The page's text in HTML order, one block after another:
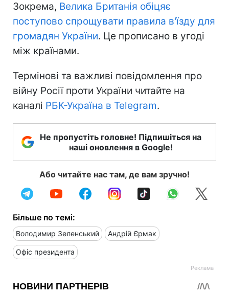
Зокрема, Велика Британія обіцяє
поступово спрощувати правила в'їзду для
громадян України. Це прописано в угоді
між країнами.
Термінові та важливі повідомлення про
війну Росії проти України читайте на
каналі РБК-Україна в Telegram.
Не пропустіть головне! Підпишіться на
наші оновлення в Google!
Або читайте нас там, де вам зручно!
Більше по темі:
Володимир Зеленський Андрій Єрмак
Офіс президента